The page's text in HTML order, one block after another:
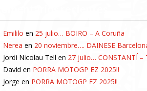
Emililo en 25 julio… BOIRO – A Coruña
Nerea en 20 noviembre…. DAINESE
Jordi Nicolau Tell en 27 julio… CONSTANTÍ –
David en PORRA MOTOGP EZ 2025!!
Jorge en PORRA MOTOGP EZ 2025!!